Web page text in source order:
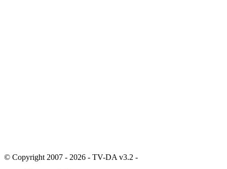
© Copyright 2007 - 2026 - TV-DA v3.2 -